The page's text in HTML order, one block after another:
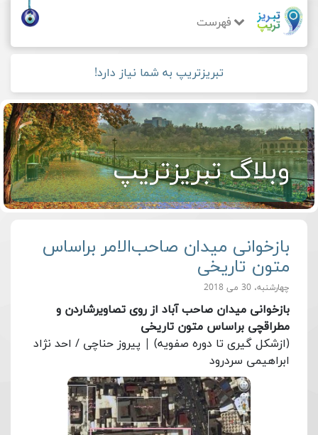
فهرست
تبریزتریپ به شما نیاز دارد!
وبلاگ تبریزتریپ
بازخوانی میدان صاحب‌الامر براساس
متون تاریخی
چهارشنبه، 30 می 2018
بازخوانی میدان صاحب آباد از روی تصاویرشاردن و
مطراقچی براساس متون تاریخی
(ازشکل گیری تا دوره صفویه) | پیروز حناچی / احد نژاد
ابراهیمی سردرود